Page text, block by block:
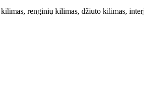
renginių kilimas, džiuto kilimas,